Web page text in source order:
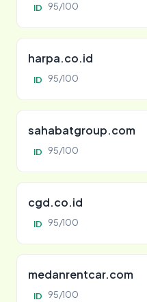
ID 95/100
harpa.co.id
ID 95/100
sahabatgroup.com
ID 95/100
cgd.co.id
ID 95/100
medanrentcar.com
ID 95/100